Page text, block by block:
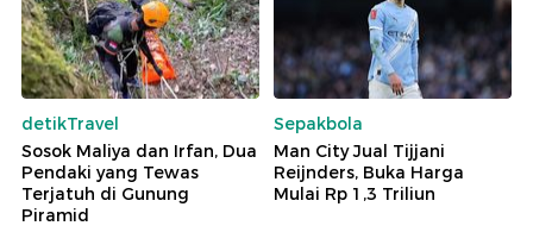
detikTravel
Sosok Maliya dan Irfan, Dua
Pendaki yang Tewas
Terjatuh di Gunung
Piramid
Sepakbola
Man City Jual Tijjani
Reijnders, Buka Harga
Mulai Rp 1,3 Triliun